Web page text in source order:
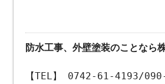
防水工事、外壁塗装のことなら
【TEL】 0742-61-4193/